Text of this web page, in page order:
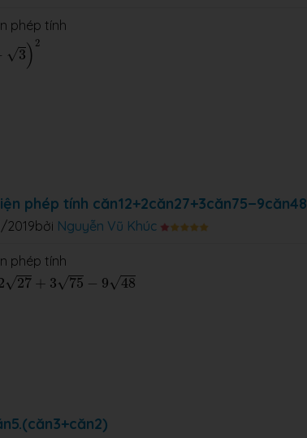
phép tính
√3) 2
phép tính căn12+2căn27+3căn75−9căn48
bởi Nguyễn Vũ Khúc
2019
phép tính
√27 + 3√75 − 9√48
+ 375− 48